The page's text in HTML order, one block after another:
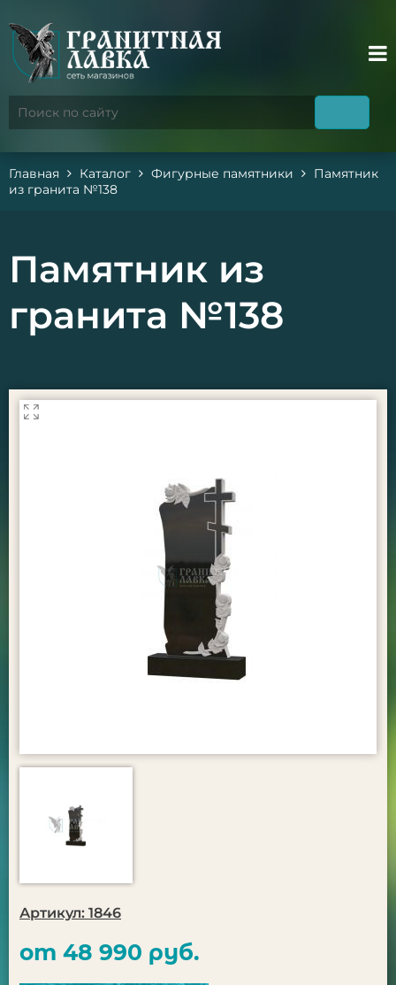
Главная Каталог Фигурные памятники
Памятник
из гранита №138
Памятник из
гранита №138
Артикул: 1846
от 48 990 руб.